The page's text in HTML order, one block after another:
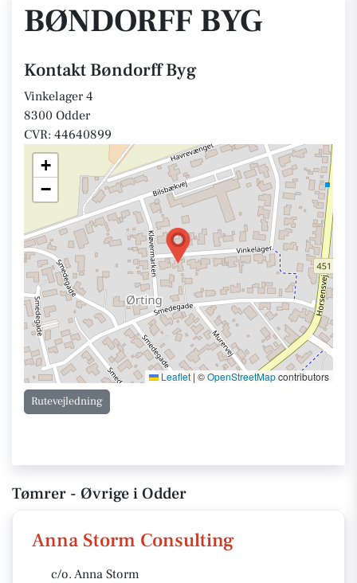
BØNDORFF BYG
Kontakt Bøndorff Byg
Vinkelager 4
8300 Odder
CVR: 44640899
+
−
Leaflet | ©OpenStreetMapcontributors
Rutevejledning
Tømrer - Øvrige i Odder
Anna Storm Consulting
c/o. Anna Storm